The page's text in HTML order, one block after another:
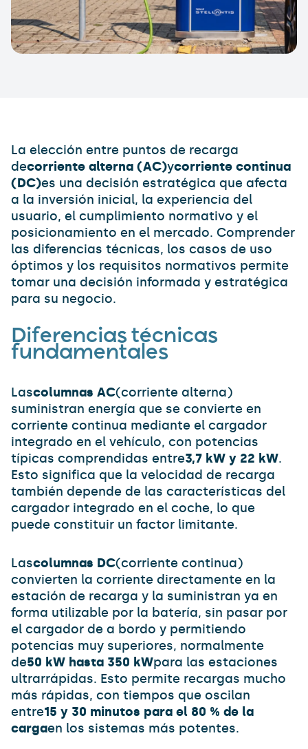
La elección entre puntos de recarga
decorriente alterna (AC)ycorriente continua
(DC)es una decisión estratégica que afecta
a la inversión inicial, la experiencia del
usuario, el cumplimiento normativo y el
posicionamiento en el mercado. Comprender
las diferencias técnicas, los casos de uso
óptimos y los requisitos normativos permite
tomar una decisión informada y estratégica
para su negocio.
Diferencias técnicas
fundamentales
Lascolumnas AC(corriente alterna)
suministran energía que se convierte en
corriente continua mediante el cargador
integrado en el vehículo, con potencias
típicas comprendidas entre3,7 kW y 22 kW.
Esto significa que la velocidad de recarga
también depende de las características del
cargador integrado en el coche, lo que
puede constituir un factor limitante.
Lascolumnas DC(corriente continua)
convierten la corriente directamente en la
estación de recarga y la suministran ya en
forma utilizable por la batería, sin pasar por
el cargador de a bordo y permitiendo
potencias muy superiores, normalmente
de50 kW hasta 350 kWpara las estaciones
ultrarrápidas. Esto permite recargas mucho
más rápidas, con tiempos que oscilan
entre15 y 30 minutos para el 80 % de la
cargaen los sistemas más potentes.